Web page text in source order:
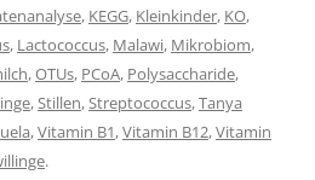
, KEGG, Kleinkinder, KO,
, Lactococcus, Malawi, Mikrobiom,
,OTUs, PCoA, Polysaccharide,
,Stillen,Streptococcus,Tanya
,Vitamin B1,Vitamin B12,Vitamin
.